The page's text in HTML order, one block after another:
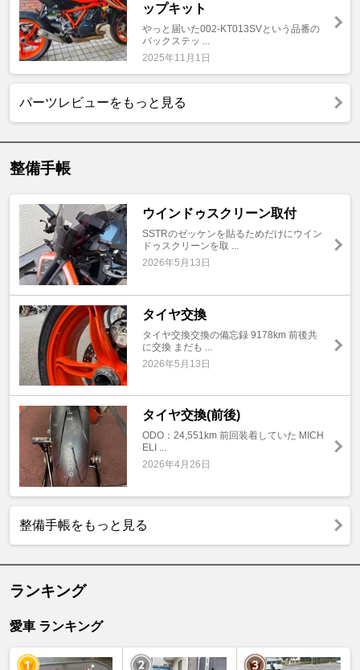
ップキット
やっと届いた002-KT013SVという品番の
バックステッ ...
2025年11月1日
パーツレビューをもっと見る
整備手帳
ウインドゥスクリーン取付
SSTRのゼッケンを貼るためだけにウイン
ドゥスクリーンを取 ...
2026年5月13日
タイヤ交換
タイヤ交換交換の備忘録 9178km 前後共
に交換 まだも ...
2026年5月13日
タイヤ交換(前後)
ODO：24,551km 前回装着していた MICH
ELI ...
2026年4月26日
整備手帳をもっと見る
ランキング
愛車 ランキング